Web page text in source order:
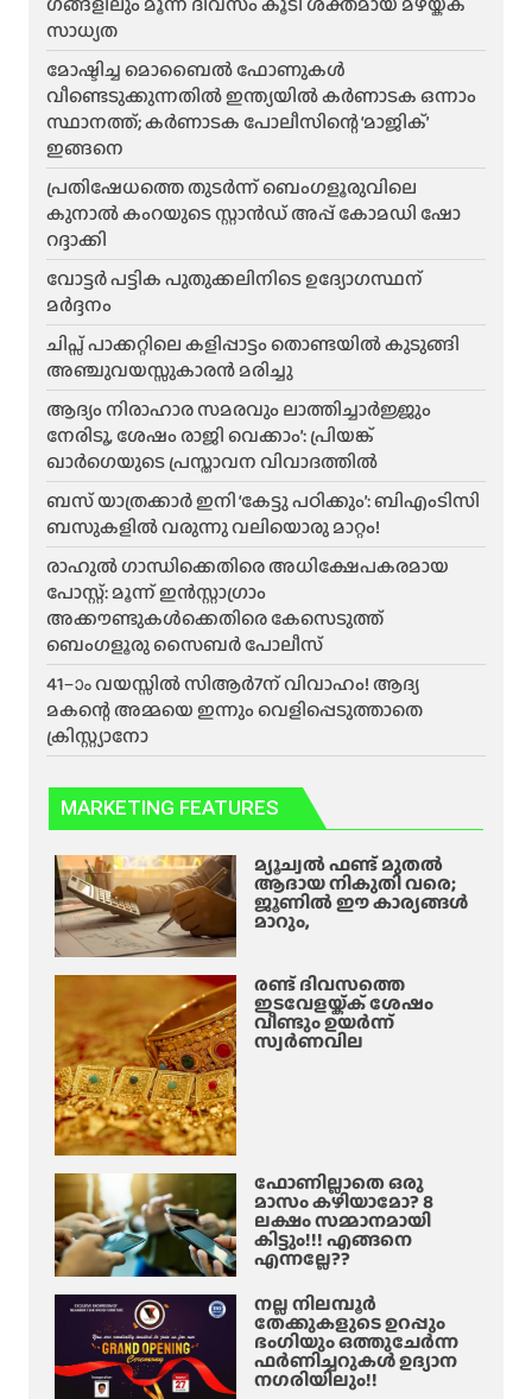
സാധ്യത
മോഷ്ടിച്ച മൊബൈൽ ഫോണുകൾ
വീണ്ടെടുക്കുന്നതിൽ ഇന്ത്യയിൽ കർണാടക ഒന്നാം
സ്ഥാനത്ത്; കർണാടക പോലീസിന്റെ ‘മാജിക്’
ഇങ്ങനെ
പ്രതിഷേധത്തെ തുടർന്ന് ബെംഗളൂരുവിലെ
കുനാൽ കംറയുടെ സ്റ്റാൻഡ് അപ്പ് കോമഡി ഷോ
റദ്ദാക്കി
വോട്ടർ പട്ടിക പുതുക്കലിനിടെ ഉദ്യോഗസ്ഥന്
മർദ്ദനം
ചിപ്സ് പാക്കറ്റിലെ കളിപ്പാട്ടം തൊണ്ടയിൽ കുടുങ്ങി
അഞ്ചുവയസ്സുകാരൻ മരിച്ചു
ആദ്യം നിരാഹാര സമരവും ലാത്തിച്ചാർജ്ജും
നേരിടൂ, ശേഷം രാജി വെക്കാം’: പ്രിയങ്ക്
ഖാർഗെയുടെ പ്രസ്താവന വിവാദത്തിൽ
ബസ് യാത്രക്കാർ ഇനി ‘കേട്ടു പഠിക്കും’: ബിഎംടിസി
ബസുകളിൽ വരുന്നു വലിയൊരു മാറ്റം!
രാഹുൽ ഗാന്ധിക്കെതിരെ അധിക്ഷേപകരമായ
പോസ്റ്റ്: മൂന്ന് ഇൻസ്റ്റാഗ്രാം
അക്കൗണ്ടുകൾക്കെതിരെ കേസെടുത്ത്
ബെംഗളൂരു സൈബർ പോലീസ്
41–ാം വയസ്സിൽ സിആർ7ന് വിവാഹം! ആദ്യ
മകന്റെ അമ്മയെ ഇന്നും വെളിപ്പെടുത്താതെ
ക്രിസ്റ്റ്യാനോ
MARKETING FEATURES
മ്യൂച്വൽ ഫണ്ട് മുതൽ
ആദായ നികുതി വരെ;
ജൂണിൽ ഈ കാര്യങ്ങൾ
മാറും,
രണ്ട് ദിവസത്തെ
ഇടവേളയ്ക്ക് ശേഷം
വീണ്ടും ഉയർന്ന്
സ്വർണവില
ഫോണില്ലാതെ ഒരു
മാസം കഴിയാമോ? 8
ലക്ഷം സമ്മാനമായി
കിട്ടും!!! എങ്ങനെ
എന്നല്ലേ??
നല്ല നിലമ്പൂർ
തേക്കുകളുടെ ഉറപ്പും
ഭംഗിയും ഒത്തുചേർന്ന
ഫർണിച്ചറുകൾ ഉദ്യാന
നഗരിയിലും!!